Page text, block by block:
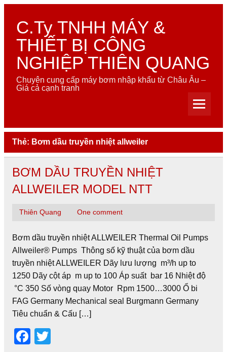
Skip
contentC.Ty TNHH MÁY &
THIẾT BỊ CÔNG
NGHIỆP THIÊN QUANG
Chuyên cung cấp máy bơm nhập khẩu từ Châu Âu –
Giá cả cạnh tranh
Thẻ: Bơm dầu truyền nhiệt allweiler
BƠM DẦU TRUYỀN NHIỆT
ALLWEILER MODEL NTT
Thiên Quang One comment
Bơm dầu truyền nhiệt ALLWEILER Thermal Oil Pumps
Allweiler® Pumps Thông số kỹ thuật của bơm dầu
truyền nhiệt ALLWEILER Dãy lưu lượng m³/h up to
1250 Dãy cột áp m up to 100 Áp suất bar 16 Nhiệt độ
°C 350 Số vòng quay Motor Rpm 1500…3000 Ổ bi
FAG Germany Mechanical seal Burgmann Germany
Tiêu chuẩn & Cấu […]
F